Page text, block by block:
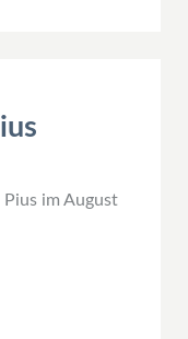
im August